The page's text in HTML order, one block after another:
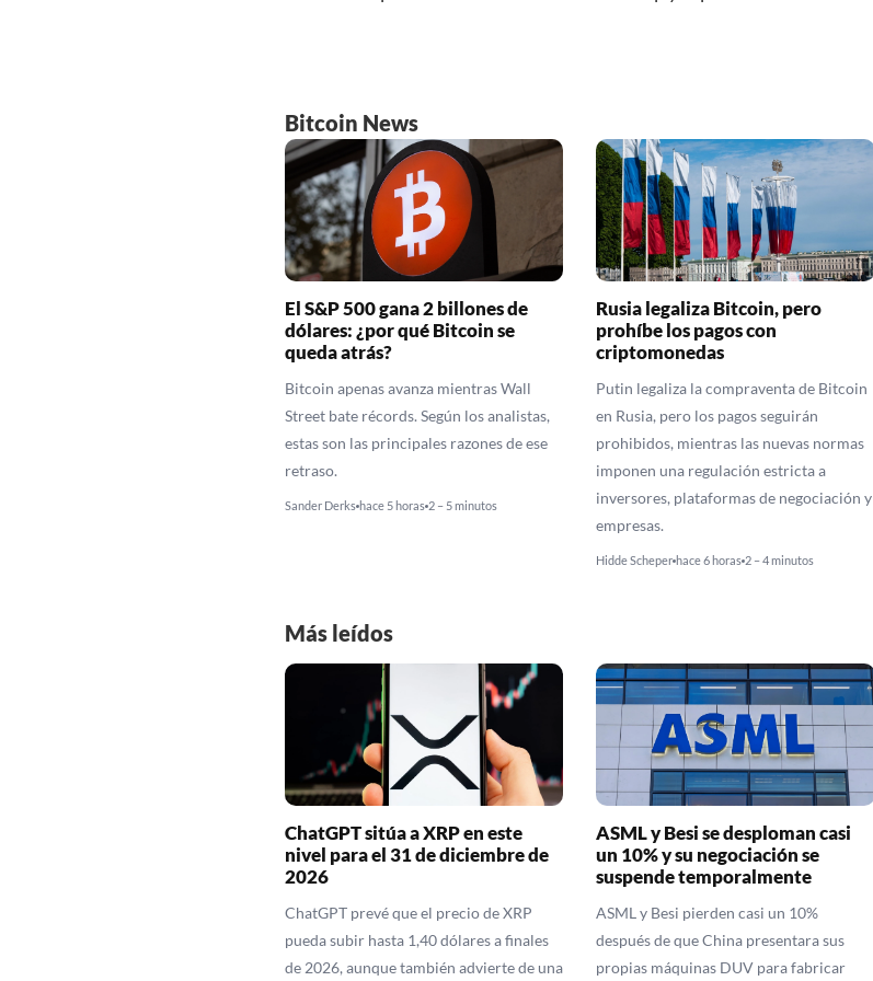
Bitcoin News
El S&P 500 gana 2 billones de
dólares: ¿por qué Bitcoin se
queda atrás?
Bitcoin apenas avanza mientras Wall
Street bate récords. Según los analistas,
estas son las principales razones de ese
retraso.
Sander Derks hace 5 horas 2 – 5 minutos
Rusia legaliza Bitcoin, pero
prohíbe los pagos con
criptomonedas
Putin legaliza la compraventa de Bitcoin
en Rusia, pero los pagos seguirán
prohibidos, mientras las nuevas normas
imponen una regulación estricta a
inversores, plataformas de negociación y
empresas.
Hidde Scheper hace 6 horas 2 – 4 minutos
Más leídos
ChatGPT sitúa a XRP en este
nivel para el 31 de diciembre de
2026
ChatGPT prevé que el precio de XRP
pueda subir hasta 1,40 dólares a finales
de 2026, aunque también advierte de una
ASML y Besi se desploman casi
un 10% y su negociación se
suspende temporalmente
ASML y Besi pierden casi un 10%
después de que China presentara sus
propias máquinas DUV para fabricar